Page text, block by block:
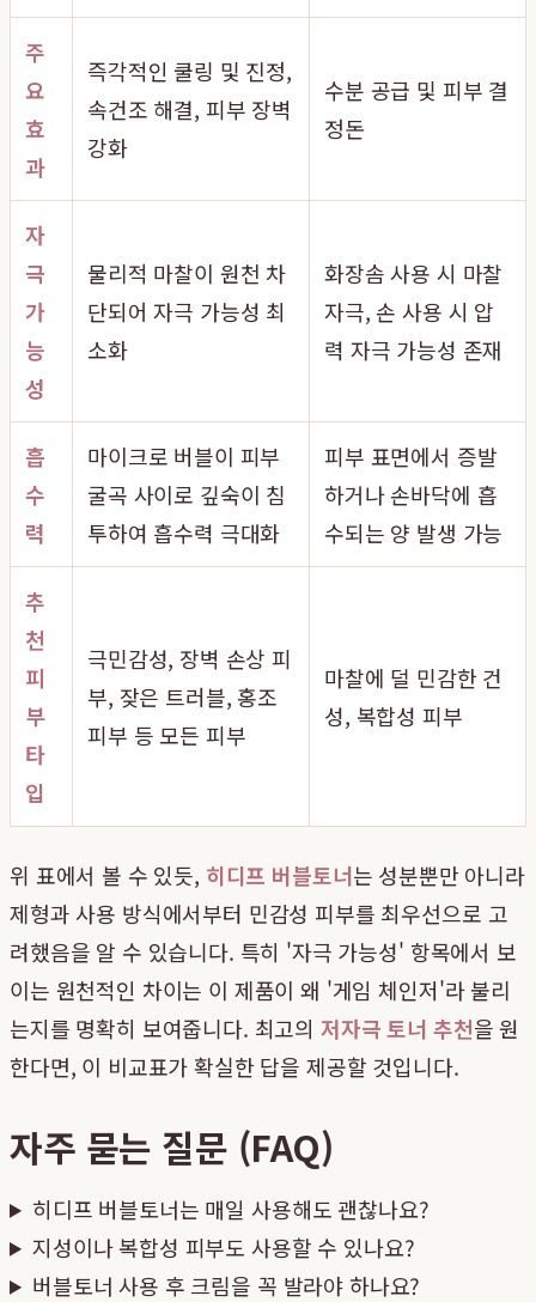
주
요
효
과
즉각적인 쿨링 및 진정,
속건조 해결, 피부 장벽
강화
수분 공급 및 피부 결
정돈
자
극
가
능
성
물리적 마찰이 원천 차
단되어 자극 가능성 최
소화
화장솜 사용 시 마찰
자극, 손 사용 시 압
력 자극 가능성 존재
흡
수
력
마이크로 버블이 피부
굴곡 사이로 깊숙이 침
투하여 흡수력 극대화
피부 표면에서 증발
하거나 손바닥에 흡
수되는 양 발생 가능
추
천
피
부
타
입
극민감성, 장벽 손상 피
부, 잦은 트러블, 홍조
피부 등 모든 피부
마찰에 덜 민감한 건
성, 복합성 피부
위 표에서 볼 수 있듯, 히디프 버블토너는 성분뿐만 아니라
제형과 사용 방식에서부터 민감성 피부를 최우선으로 고
려했음을 알 수 있습니다. 특히 '자극 가능성' 항목에서 보
이는 원천적인 차이는 이 제품이 왜 '게임 체인저'라 불리
는지를 명확히 보여줍니다. 최고의 저자극 토너 추천을 원
한다면, 이 비교표가 확실한 답을 제공할 것입니다.
자주 묻는 질문 (FAQ)
히디프 버블토너는 매일 사용해도 괜찮나요?
지성이나 복합성 피부도 사용할 수 있나요?
버블토너 사용 후 크림을 꼭 발라야 하나요?